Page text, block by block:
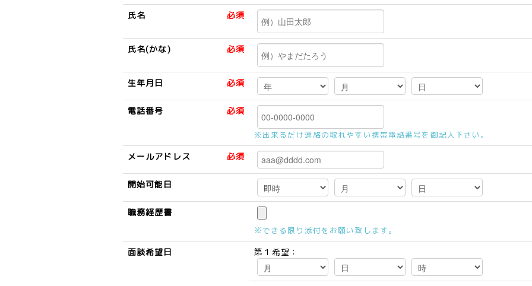
氏名 必須
氏名(かな) 必須
生年月日 必須
電話番号 必須
※出来るだけ連絡の取れやすい携帯電話番号を御記入下さい。
メールアドレス 必須
開始可能日
職務経歴書
※できる限り添付をお願い致します。
面談希望日 第１希望：